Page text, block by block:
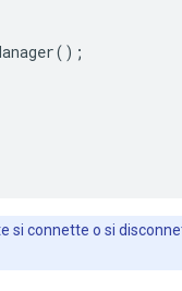
();
connette o si